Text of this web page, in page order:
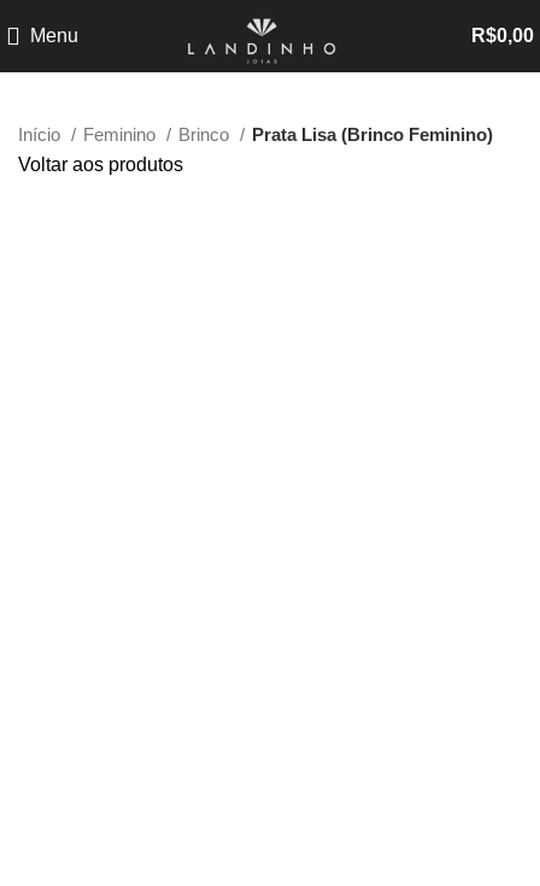
Menu R$0,00
Início Feminino Brinco
Prata Lisa (Brinco Feminino)
Voltar aos produtos